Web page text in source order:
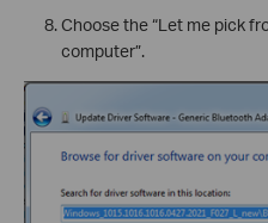
Choose the “Let me pick
computer”.